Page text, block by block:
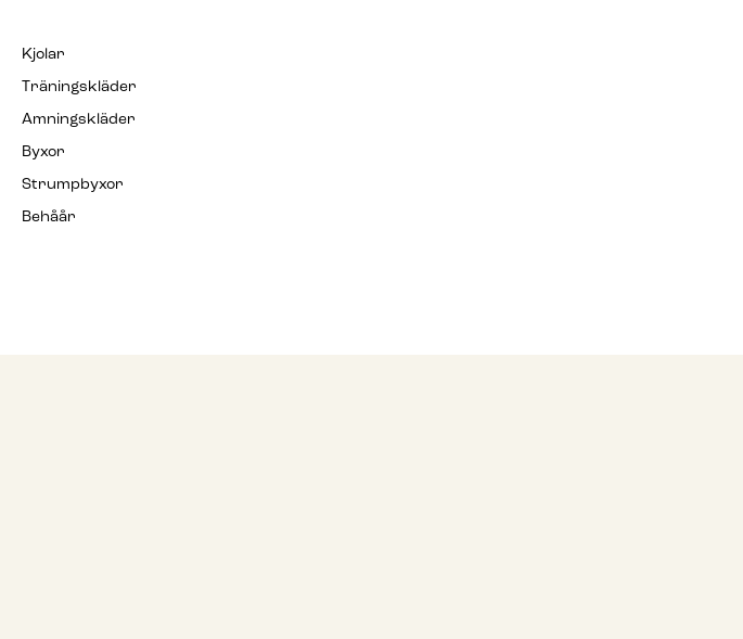
Kjolar
Träningskläder
Amningskläder
Byxor
Strumpbyxor
Behåår